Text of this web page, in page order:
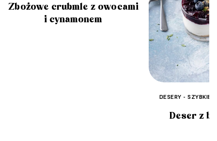
Zbożowe crubmle z owocami
i cynamonem
DESERY - SZYBKIE I
Deser z